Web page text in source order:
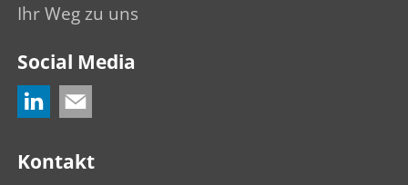
Ihr Weg zu uns
Social Media
Kontakt